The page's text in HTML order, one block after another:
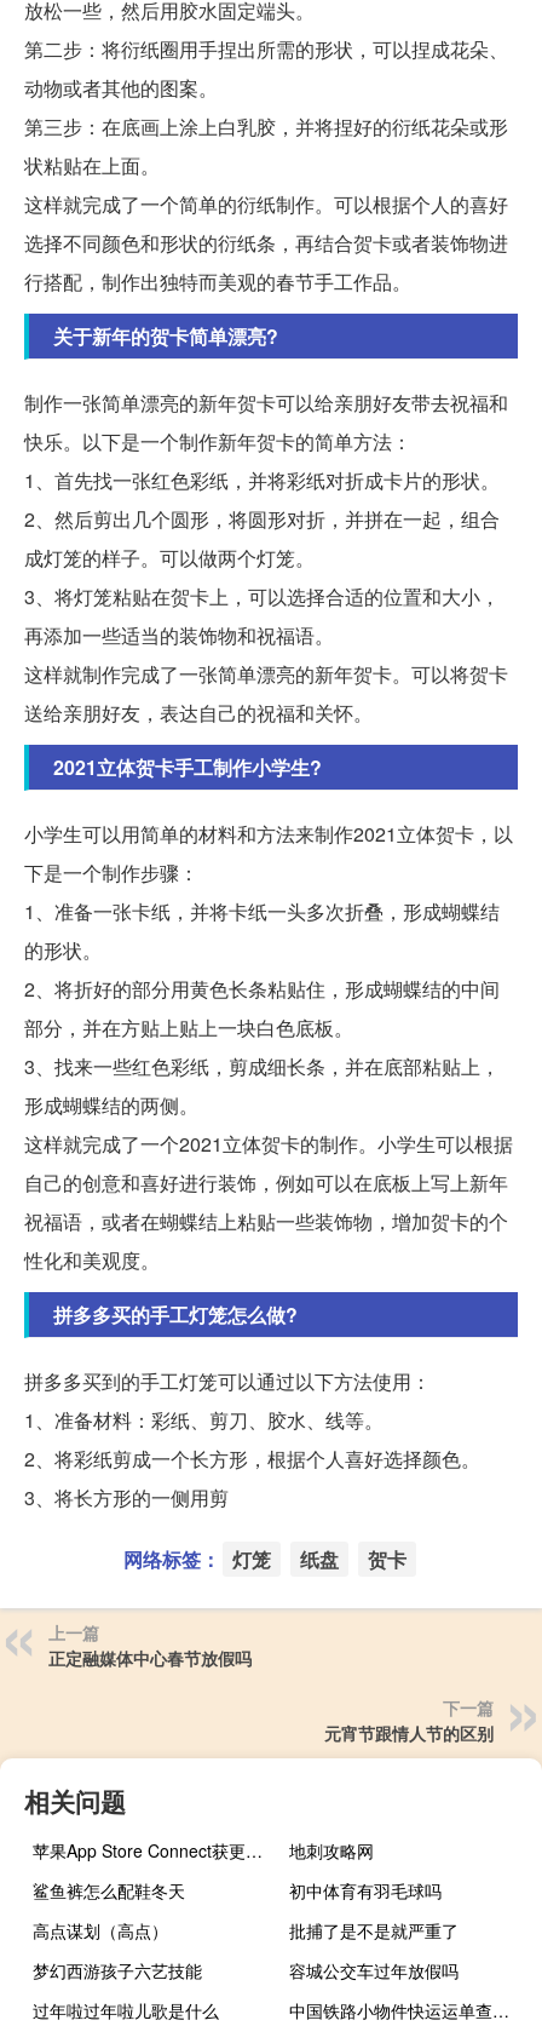
放松一些，然后用胶水固定端头。
第二步：将衍纸圈用手捏出所需的形状，可以捏成花朵、
动物或者其他的图案。
第三步：在底画上涂上白乳胶，并将捏好的衍纸花朵或形
状粘贴在上面。
这样就完成了一个简单的衍纸制作。可以根据个人的喜好
选择不同颜色和形状的衍纸条，再结合贺卡或者装饰物进
行搭配，制作出独特而美观的春节手工作品。
关于新年的贺卡简单漂亮?
制作一张简单漂亮的新年贺卡可以给亲朋好友带去祝福和
快乐。以下是一个制作新年贺卡的简单方法：
1、首先找一张红色彩纸，并将彩纸对折成卡片的形状。
2、然后剪出几个圆形，将圆形对折，并拼在一起，组合
成灯笼的样子。可以做两个灯笼。
3、将灯笼粘贴在贺卡上，可以选择合适的位置和大小，
再添加一些适当的装饰物和祝福语。
这样就制作完成了一张简单漂亮的新年贺卡。可以将贺卡
送给亲朋好友，表达自己的祝福和关怀。
2021立体贺卡手工制作小学生?
小学生可以用简单的材料和方法来制作2021立体贺卡，以
下是一个制作步骤：
1、准备一张卡纸，并将卡纸一头多次折叠，形成蝴蝶结
的形状。
2、将折好的部分用黄色长条粘贴住，形成蝴蝶结的中间
部分，并在方贴上贴上一块白色底板。
3、找来一些红色彩纸，剪成细长条，并在底部粘贴上，
形成蝴蝶结的两侧。
这样就完成了一个2021立体贺卡的制作。小学生可以根据
自己的创意和喜好进行装饰，例如可以在底板上写上新年
祝福语，或者在蝴蝶结上粘贴一些装饰物，增加贺卡的个
性化和美观度。
拼多多买的手工灯笼怎么做?
拼多多买到的手工灯笼可以通过以下方法使用：
1、准备材料：彩纸、剪刀、胶水、线等。
2、将彩纸剪成一个长方形，根据个人喜好选择颜色。
3、将长方形的一侧用剪
网络标签： 灯笼 纸盘 贺卡
上一篇
正定融媒体中心春节放假吗
下一篇
元宵节跟情人节的区别
相关问题
苹果App Store Connect获更新：支持iOS 13深色模式
地刺攻略网
鲨鱼裤怎么配鞋冬天
初中体育有羽毛球吗
高点谋划（高点）
批捕了是不是就严重了
梦幻西游孩子六艺技能
容城公交车过年放假吗
过年啦过年啦儿歌是什么
中国铁路小物件快运运单查询（中国铁路小件货物查询）